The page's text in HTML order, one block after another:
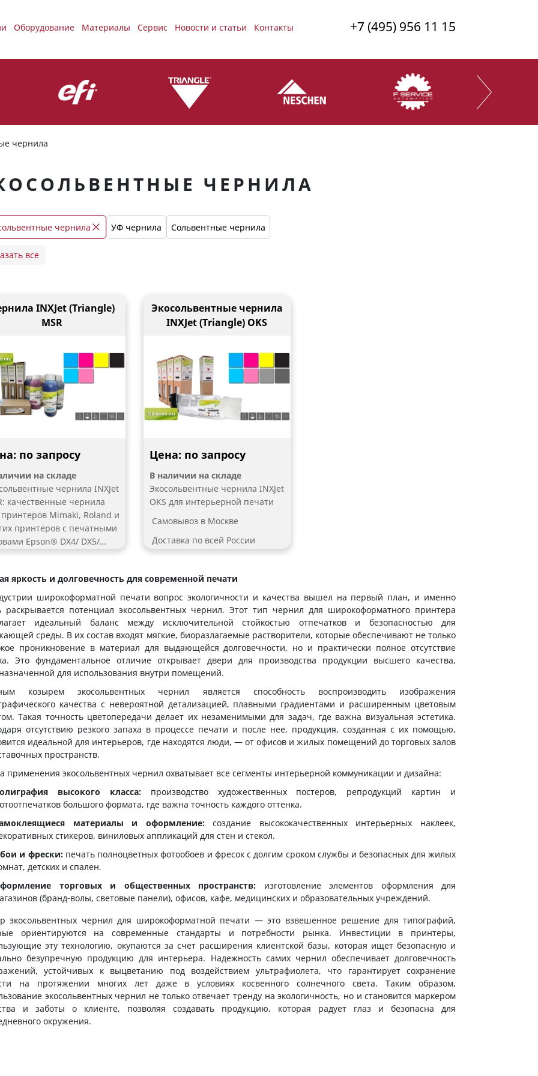
Оборудование Материалы Сервис Новости и статьи Контакты +7 (495) 956 11 15
чернила
ЧЕРНИЛА
чернила УФ чернила Сольвентные чернила
чернила (Triangle) для широкоформатной печати
все
INXJet (Triangle)
MSR
по запросу
на складе
чернила INXJet
качественные чернила
Mimaki, Roland и
принтеров с печатными
Epson® DX4/ DX5/
DX7™/i3200 .
цветовой охват,
расход,
серия для
и наружной
для большого спектра
к механическим
состав,
без запаха.
по всей России
Экосольвентные чернила
INXJet (Triangle) OKS
Цена: по запросу
В наличии на складе
Экосольвентные чернила INXJet
OKS для интерьерной печати
Самовывоз в Москве
Доставка по всей России
яркость и долговечность для современной печати
широкоформатной печати вопрос экологичности и качества вышел на первый план, и именно
раскрывается потенциал экосольвентных чернил. Этот тип чернил для широкоформатного принтера
идеальный баланс между исключительной стойкостью отпечатков и безопасностью для
среды. В их состав входят мягкие, биоразлагаемые растворители, которые обеспечивают не только
проникновение в материал для выдающейся долговечности, но и практически полное отсутствие
Это фундаментальное отличие открывает двери для производства продукции высшего качества,
для использования внутри помещений.
козырем экосольвентных чернил является способность воспроизводить изображения
качества с невероятной детализацией, плавными градиентами и расширенным цветовым
Такая точность цветопередачи делает их незаменимыми для задач, где важна визуальная эстетика.
отсутствию резкого запаха в процессе печати и после нее, продукция, созданная с их помощью,
идеальной для интерьеров, где находятся люди, — от офисов и жилых помещений до торговых залов
пространств.
применения экосольвентных чернил охватывает все сегменты интерьерной коммуникации и дизайна:
высокого класса:производство художественных постеров, репродукций картин и
большого формата, где важна точность каждого оттенка.
материалы и оформление:создание высококачественных интерьерных наклеек,
стикеров, виниловых аппликаций для стен и стекол.
и фрески:печать полноцветных фотообоев и фресок с долгим сроком службы и безопасных для жилых
детских и спален.
торговых и общественных пространств: изготовление элементов оформления для
(бранд-волы, световые панели), офисов, кафе, медицинских и образовательных учреждений.
экосольвентных чернил для широкоформатной печати — это взвешенное решение для типографий,
ориентируются на современные стандарты и потребности рынка. Инвестиции в принтеры,
эту технологию, окупаются за счет расширения клиентской базы, которая ищет безопасную и
безупречную продукцию для интерьера. Надежность самих чернил обеспечивает долговечность
устойчивых к выцветанию под воздействием ультрафиолета, что гарантирует сохранение
на протяжении многих лет даже в условиях косвенного солнечного света. Таким образом,
экосольвентных чернил не только отвечает тренду на экологичность, но и становится маркером
и заботы о клиенте, позволяя создавать продукцию, которая радует глаз и безопасна для
окружения.